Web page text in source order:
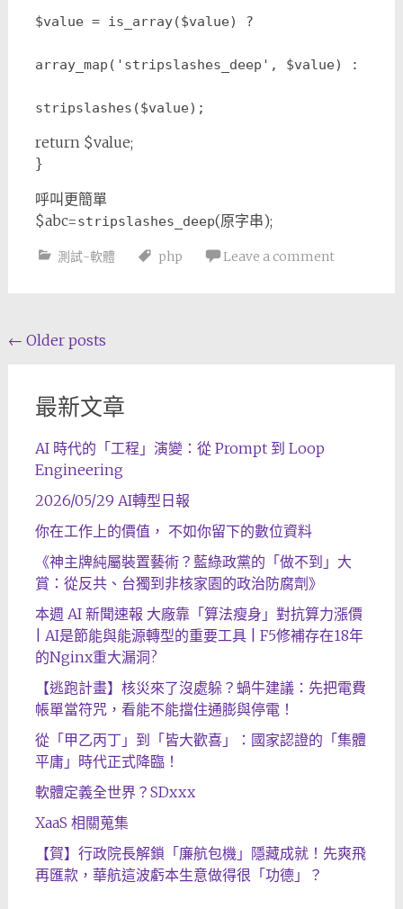
$value = is_array($value) ?
array_map('stripslashes_deep', $value) :
stripslashes($value);
return $value;
}
呼叫更簡單
$abc=stripslashes_deep(原字串);
測試-軟體 php Leave a comment
Posts
← Older posts
最新文章
AI 時代的「工程」演變：從 Prompt 到 Loop
Engineering
2026/05/29 AI轉型日報
你在工作上的價值， 不如你留下的數位資料
《神主牌純屬裝置藝術？藍綠政黨的「做不到」大
賞：從反共、台獨到非核家園的政治防腐劑》
本週 AI 新聞速報 大廠靠「算法瘦身」對抗算力漲價
| AI是節能與能源轉型的重要工具 | F5修補存在18年
的Nginx重大漏洞?
【逃跑計畫】核災來了沒處躲？蝸牛建議：先把電費
帳單當符咒，看能不能擋住通膨與停電！
從「甲乙丙丁」到「皆大歡喜」：國家認證的「集體
平庸」時代正式降臨！
軟體定義全世界？SDxxx
XaaS 相關蒐集
【賀】行政院長解鎖「廉航包機」隱藏成就！先爽飛
再匯款，華航這波虧本生意做得很「功德」？